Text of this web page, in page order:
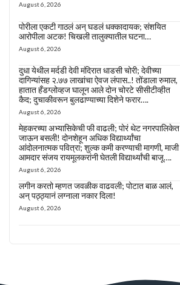
August 6, 2026
पोरीला एकटी गाठलं अन् घडलं धक्कादायक; संशयित
आरोपीला अटक! चिखली तालुक्यातील घटना…
August 6, 2026
दुधा येथील मर्दडी देवी मंदिरात धाडसी चोरी; देवीच्या
दागिन्यांसह २.७७ लाखांचा ऐवज लंपास..! तोंडाला रुमाल,
हातात हँडग्लोव्हज घालून आले दोन चोरटे सीसीटीव्हीत
कैद; दुचाकीवरून बुलढाण्याच्या दिशेने फरार….
August 6, 2026
मेहकरच्या अभ्यासिकेची फी वाढली; पोरं थेट नगरपालिकेत
जाऊन बसली! दोनशेहून अधिक विद्यार्थ्यांचा
आंदोलनात्मक पवित्रा; शुल्क कमी करण्याची मागणी, माजी
आमदार संजय रायमूलकरांनी घेतली विद्यार्थ्यांची बाजू….
August 6, 2026
लगीन करतो म्हणत जवळीक वाढवली; पोटात बाळ आलं,
अन् पठ्ठ्यानं लग्नाला नकार दिला!
August 6, 2026